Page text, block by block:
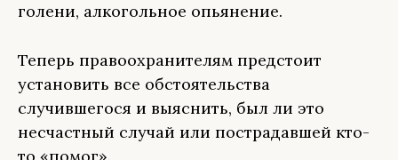
голени, алкогольное опьянение.
Теперь правоохранителям предстоит
установить все обстоятельства
случившегося и выяснить, был ли это
несчастный случай или пострадавшей кто-